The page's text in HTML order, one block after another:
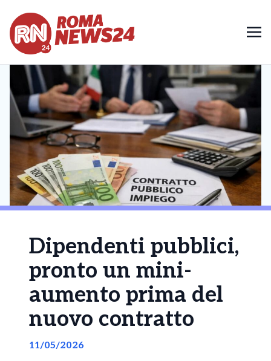
Dipendenti pubblici,
pronto un mini-
aumento prima del
nuovo contratto
11/05/2026